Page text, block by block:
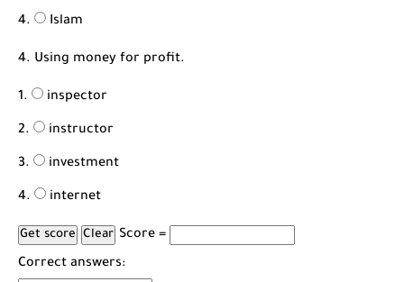
Islam
4. Using money for profit.
inspector
instructor
investment
internet
Score =
Correct answers: